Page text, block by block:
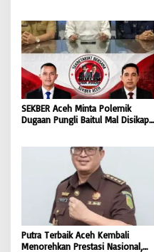
Penyebaran Hoaks | BONGKAR
‘Perkara.com
SEKBER Aceh Minta Polemik
Dugaan Pungli Baitul Mal Disikapi
BONGKAR ‘Perkara.com
Putra Terbaik Aceh Kembali
Menorehkan Prestasi Nasional,